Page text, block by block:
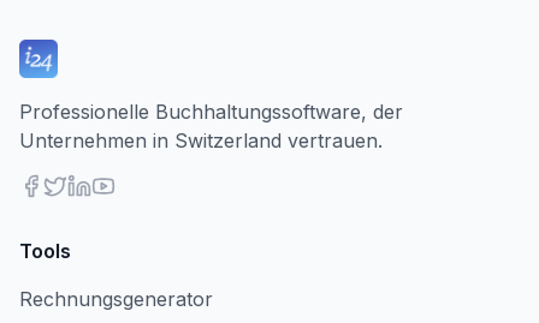
Professionelle Buchhaltungssoftware, der
Unternehmen in Switzerland vertrauen.
Tools
Rechnungsgenerator